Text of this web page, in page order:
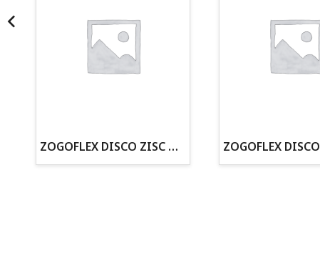
¡Somos Aquanatura!
· Cachorros supervisados por equipo veterinario
ZOGOFLEX DISCO ZISC MINI (16CM) FLUORESCENTE